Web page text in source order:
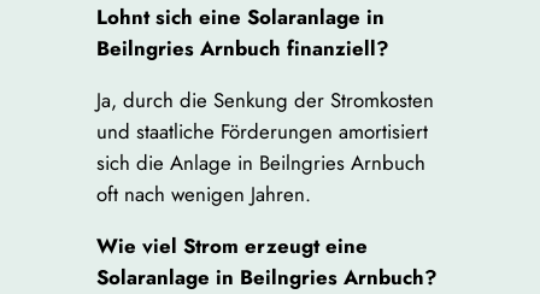
Lohnt sich eine Solaranlage in
Beilngries Arnbuch finanziell?
Ja, durch die Senkung der Stromkosten
und staatliche Förderungen amortisiert
sich die Anlage in Beilngries Arnbuch
oft nach wenigen Jahren.
Wie viel Strom erzeugt eine
Solaranlage in Beilngries Arnbuch?